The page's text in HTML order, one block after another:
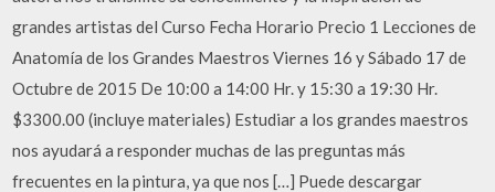
grandes artistas del Curso Fecha Horario Precio 1 Lecciones de
Anatomía de los Grandes Maestros Viernes 16 y Sábado 17 de
Octubre de 2015 De 10:00 a 14:00 Hr. y 15:30 a 19:30 Hr.
$3300.00 (incluye materiales) Estudiar a los grandes maestros
nos ayudará a responder muchas de las preguntas más
frecuentes en la pintura, ya que nos […] Puede descargar